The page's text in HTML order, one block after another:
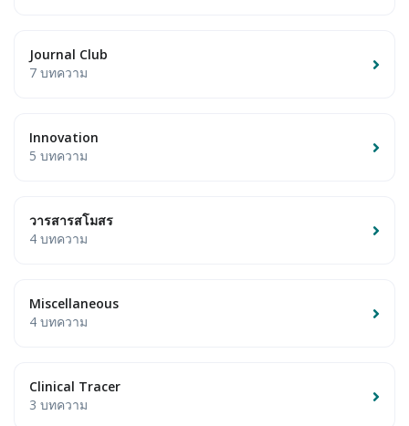
Journal Club
7 บทความ
Innovation
5 บทความ
วารสารสโมสร
4 บทความ
Miscellaneous
4 บทความ
Clinical Tracer
3 บทความ